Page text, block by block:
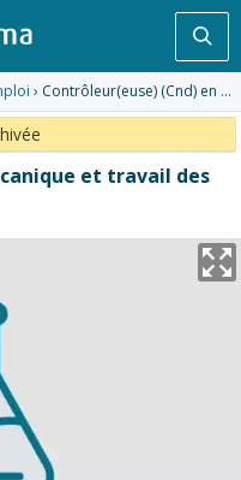
› Contrôleur(euse) (Cnd) en mécanique et travail des métaux
et travail des